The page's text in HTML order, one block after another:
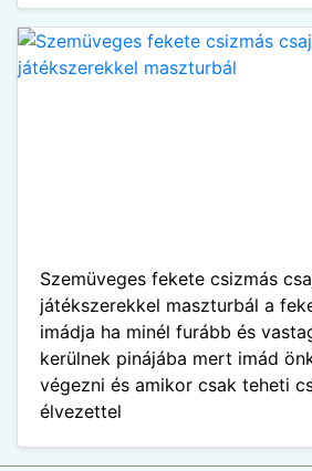
Szemüveges fekete csizmás
játékszerekkel maszturbál a
imádja ha minél furább és
kerülnek pinájába mert imád
végezni és amikor csak teheti
élvezettel